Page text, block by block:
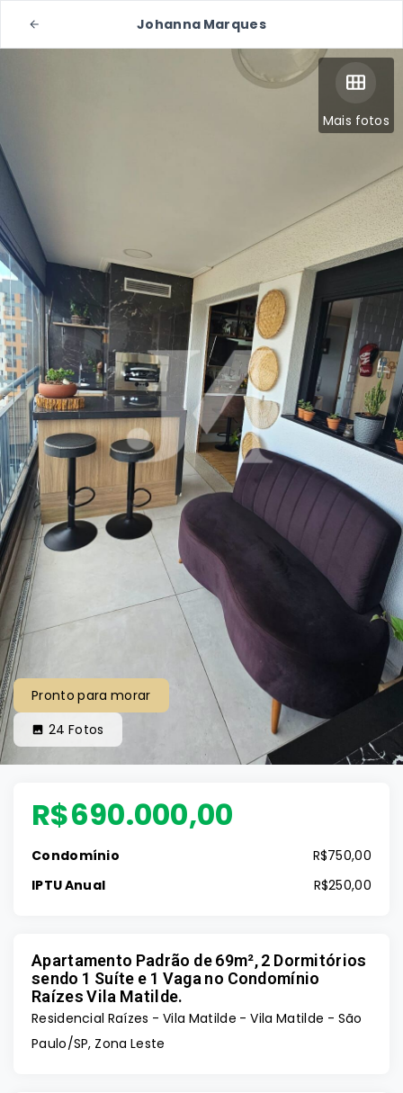
Johanna Marques
Mais fotos
Pronto para morar
24 Fotos
R$690.000,00
Condomínio
R$750,00
IPTU Anual
R$250,00
Apartamento Padrão de 69m², 2 Dormitórios
sendo 1 Suíte e 1 Vaga no Condomínio
Raízes Vila Matilde.
Residencial Raízes - Vila Matilde -Vila Matilde - São
Paulo/SP, Zona Leste